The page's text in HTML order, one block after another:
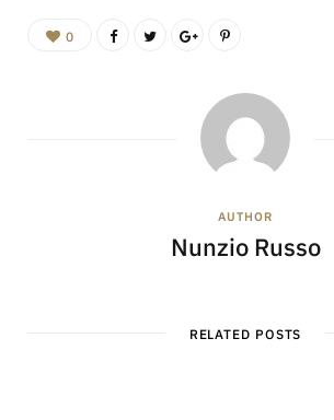
0
AUTHOR
Nunzio Russo
RELATED POSTS